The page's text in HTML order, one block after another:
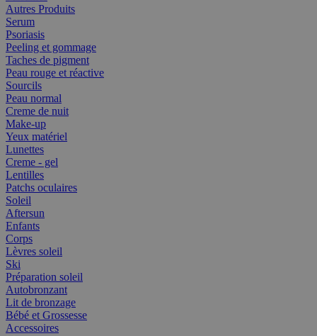
Autres Produits
Serum
Psoriasis
Peeling et gommage
Taches de pigment
Peau rouge et réactive
Sourcils
Peau normal
Creme de nuit
Make-up
Yeux matériel
Lunettes
Creme - gel
Lentilles
Patchs oculaires
Soleil
Aftersun
Enfants
Corps
Lèvres soleil
Ski
Préparation soleil
Autobronzant
Lit de bronzage
Bébé et Grossesse
Accessoires